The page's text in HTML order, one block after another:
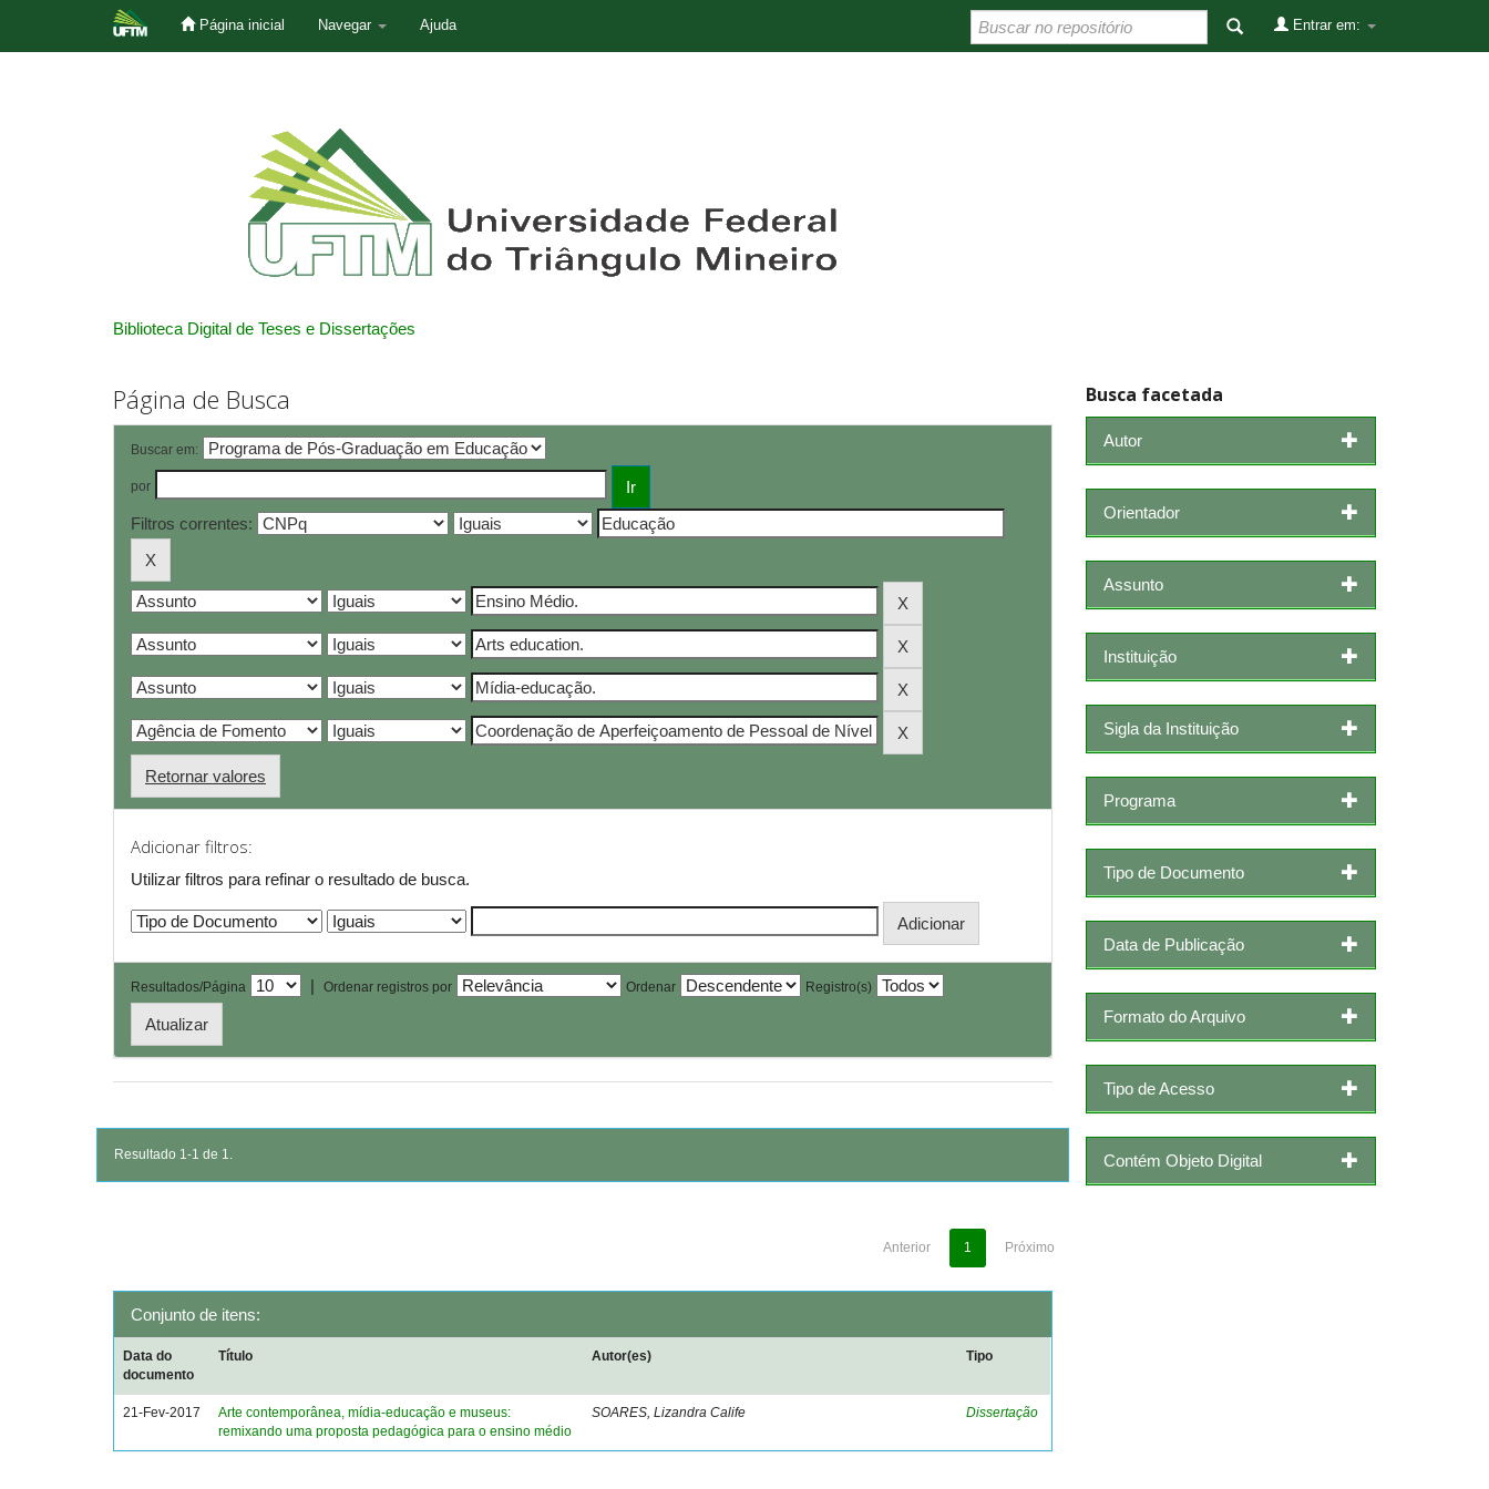
Página inicial Navegar Ajuda Entrar em:
Biblioteca Digital de Teses e Dissertações
Página de Busca
Buscar em:
por
Filtros correntes:
Retornar valores
Adicionar filtros:
Utilizar filtros para refinar o resultado de busca.
Resultados/Página | Ordenar registros por Ordenar Registro(s)
Resultado 1-1 de 1.
Anterior 1 Próximo
Conjunto de itens:
Data do
documento
Título Autor(es) Tipo
21-Fev-2017
Arte contemporânea, mídia-educação e museus:
remixando uma proposta pedagógica para o ensino médio
SOARES, Lizandra Calife Dissertação
Busca facetada
Autor
Orientador
Assunto
Instituição
Sigla da Instituição
Programa
Tipo de Documento
Data de Publicação
Formato do Arquivo
Tipo de Acesso
Contém Objeto Digital